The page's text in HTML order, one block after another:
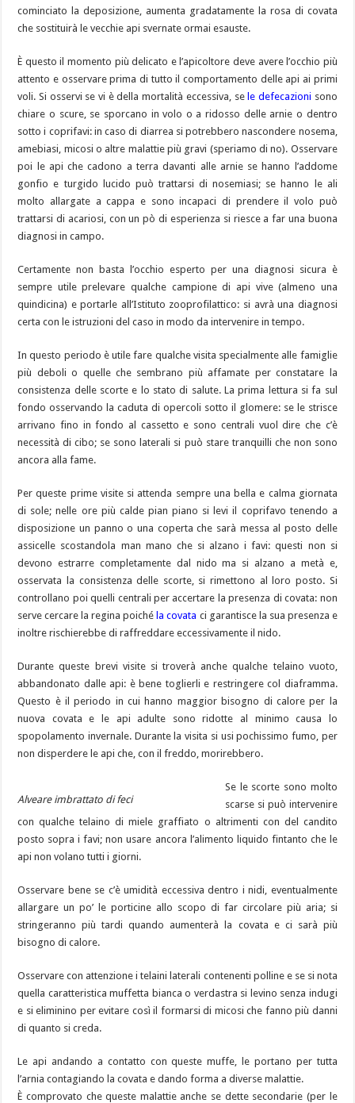
cominciato la deposizione, aumenta gradatamente la rosa di covata
che sostituirà le vecchie api svernate ormai esauste.
È questo il momento più delicato e l’apicoltore deve avere l’occhio più
attento e osservare prima di tutto il comportamento delle api ai primi
voli. Si osservi se vi è della mortalità eccessiva, se le defecazioni sono
chiare o scure, se sporcano in volo o a ridosso delle arnie o dentro
sotto i coprifavi: in caso di diarrea si potrebbero nascondere nosema,
amebiasi, micosi o altre malattie più gravi (speriamo di no). Osservare
poi le api che cadono a terra davanti alle arnie se hanno l’addome
gonfio e turgido lucido può trattarsi di nosemiasi; se hanno le ali
molto allargate a cappa e sono incapaci di prendere il volo può
trattarsi di acariosi, con un pò di esperienza si riesce a far una buona
diagnosi in campo.
Certamente non basta l’occhio esperto per una diagnosi sicura è
sempre utile prelevare qualche campione di api vive (almeno una
quindicina) e portarle all’Istituto zooprofilattico: si avrà una diagnosi
certa con le istruzioni del caso in modo da intervenire in tempo.
In questo periodo è utile fare qualche visita specialmente alle famiglie
più deboli o quelle che sembrano più affamate per constatare la
consistenza delle scorte e lo stato di salute. La prima lettura si fa sul
fondo osservando la caduta di opercoli sotto il glomere: se le strisce
arrivano fino in fondo al cassetto e sono centrali vuol dire che c’è
necessità di cibo; se sono laterali si può stare tranquilli che non sono
ancora alla fame.
Per queste prime visite si attenda sempre una bella e calma giornata
di sole; nelle ore più calde pian piano si levi il coprifavo tenendo a
disposizione un panno o una coperta che sarà messa al posto delle
assicelle scostandola man mano che si alzano i favi: questi non si
devono estrarre completamente dal nido ma si alzano a metà e,
osservata la consistenza delle scorte, si rimettono al loro posto. Si
controllano poi quelli centrali per accertare la presenza di covata: non
serve cercare la regina poiché la covata ci garantisce la sua presenza e
inoltre rischierebbe di raffreddare eccessivamente il nido.
Durante queste brevi visite si troverà anche qualche telaino vuoto,
abbandonato dalle api: è bene toglierli e restringere col diaframma.
Questo è il periodo in cui hanno maggior bisogno di calore per la
nuova covata e le api adulte sono ridotte al minimo causa lo
spopolamento invernale. Durante la visita si usi pochissimo fumo, per
non disperdere le api che, con il freddo, morirebbero.
Alveare imbrattato di feci
Se le scorte sono molto
scarse si può intervenire
con qualche telaino di miele graffiato o altrimenti con del candito
posto sopra i favi; non usare ancora l’alimento liquido fintanto che le
api non volano tutti i giorni.
Osservare bene se c’è umidità eccessiva dentro i nidi, eventualmente
allargare un po’ le porticine allo scopo di far circolare più aria; si
stringeranno più tardi quando aumenterà la covata e ci sarà più
bisogno di calore.
Osservare con attenzione i telaini laterali contenenti polline e se si nota
quella caratteristica muffetta bianca o verdastra si levino senza indugi
e si eliminino per evitare così il formarsi di micosi che fanno più danni
di quanto si creda.
Le api andando a contatto con queste muffe, le portano per tutta
l’arnia contagiando la covata e dando forma a diverse malattie.
È comprovato che queste malattie anche se dette secondarie (per le